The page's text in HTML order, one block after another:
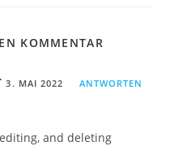
KOMMENTAR
3. MAI 2022 ANTWORTEN
and deleting